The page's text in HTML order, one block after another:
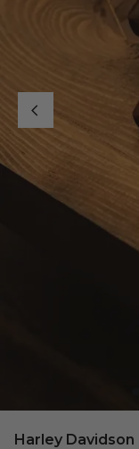
Harley Davidson